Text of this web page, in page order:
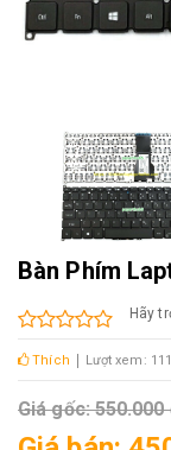
Bàn Phím
Hãy
Thích Lượt xem:
Giá gốc: 550.000